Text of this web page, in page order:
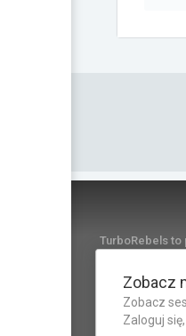
Zobacz
Zobacz
Zaloguj
TurboRebels to
mobilna dla
INFORMACJE